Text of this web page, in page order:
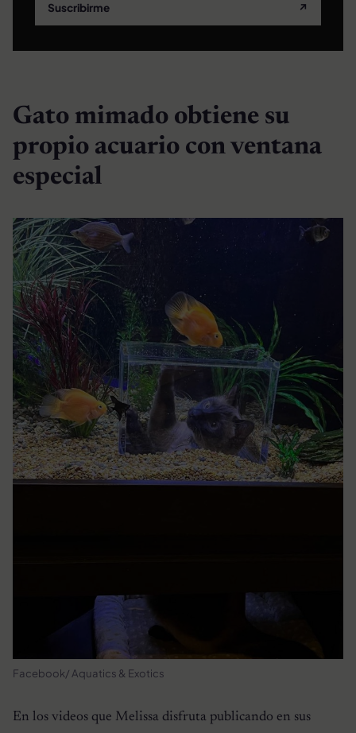
Suscribirme ↗
Gato mimado obtiene su
propio acuario con ventana
especial
Facebook/ Aquatics & Exotics
En los videos que Melissa disfruta publicando en sus